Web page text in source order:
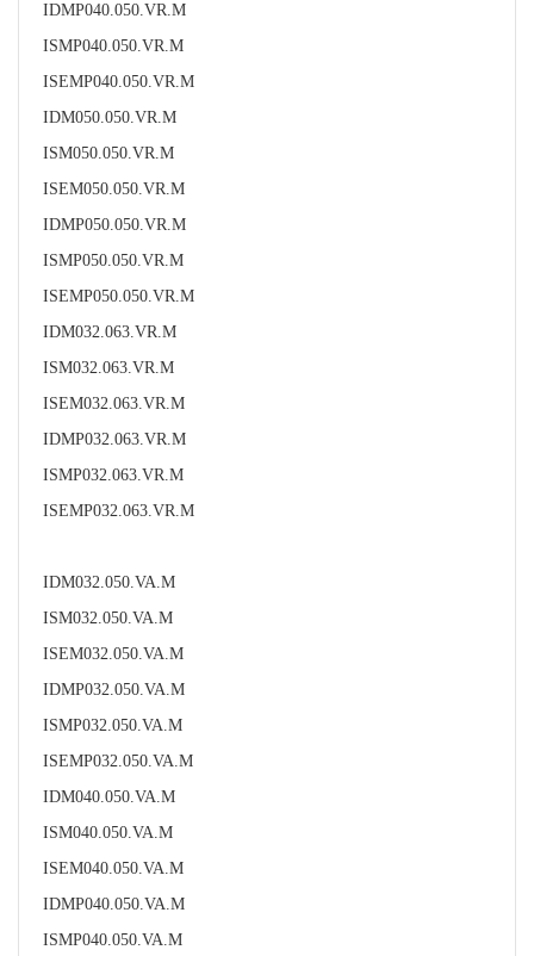
IDMP040.050.VR.M
ISMP040.050.VR.M
ISEMP040.050.VR.M
IDM050.050.VR.M
ISM050.050.VR.M
ISEM050.050.VR.M
IDMP050.050.VR.M
ISMP050.050.VR.M
ISEMP050.050.VR.M
IDM032.063.VR.M
ISM032.063.VR.M
ISEM032.063.VR.M
IDMP032.063.VR.M
ISMP032.063.VR.M
ISEMP032.063.VR.M
IDM032.050.VA.M
ISM032.050.VA.M
ISEM032.050.VA.M
IDMP032.050.VA.M
ISMP032.050.VA.M
ISEMP032.050.VA.M
IDM040.050.VA.M
ISM040.050.VA.M
ISEM040.050.VA.M
IDMP040.050.VA.M
ISMP040.050.VA.M